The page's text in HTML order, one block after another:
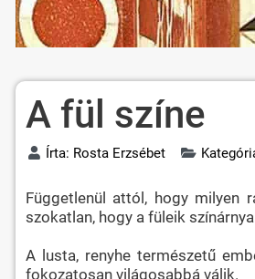
A fül színe
Írta: Rosta Erzsébet
Függetlenül attól, hogy milyen
szokatlan, hogy a füleik
A lusta, renyhe természetű
fokozatosan világosabbá válik.